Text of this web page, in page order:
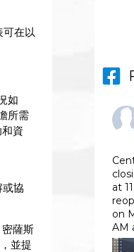
在以
如
所需
資
協
薩斯
並提
at
on
AM